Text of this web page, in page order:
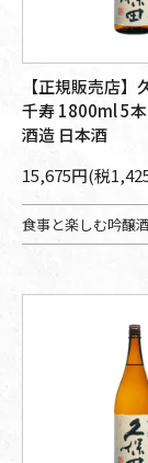
【正規販売店】
千寿 1800ml 5
酒造 日本酒
15,675円(税
食事と楽しむ吟醸酒